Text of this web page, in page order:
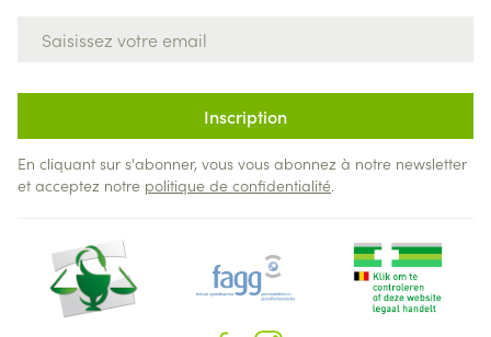
Inscription
En cliquant sur s'abonner, vous vous abonnez à notre newsletter
et acceptez notre politique de confidentialité.